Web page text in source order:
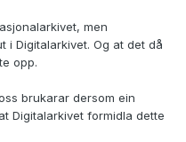
men
i Digitalarkivet. Og at det då
opp.
brukarar dersom ein
Digitalarkivet formidla dette